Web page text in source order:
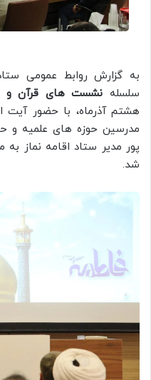
به گزارش روابط عمومی
سلسله نشست های قرآن و
هشتم آذرماه، با حضور آیت
مدرسین حوزه های علمیه و
پور مدیر ستاد اقامه نماز به
شد.